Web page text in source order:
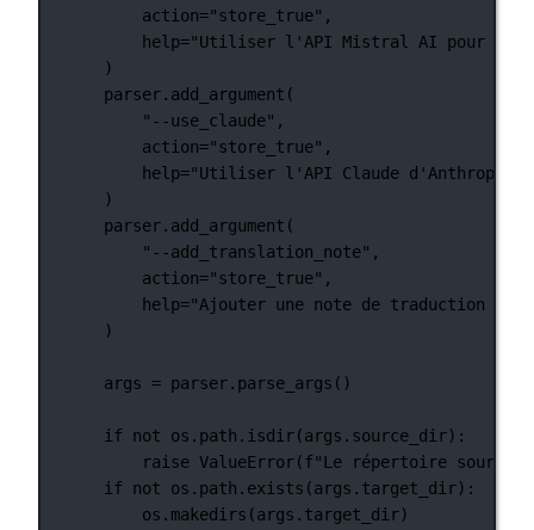
action="store_true" ,
help="Utiliser l'API Mistral AI pour la
)
parser.add_argument(
"--use_claude" ,
action="store_true" ,
help="Utiliser l'API Claude d'Anthropic
)
parser.add_argument(
"--add_translation_note" ,
action="store_true" ,
help="Ajouter une note de traduction au
)
args = parser.parse_args()
if not os.path.isdir(args.source_dir):
raise ValueError(f"Le répertoire
if
not os.path.exists(args.target_dir):
os.makedirs(args.target_dir)